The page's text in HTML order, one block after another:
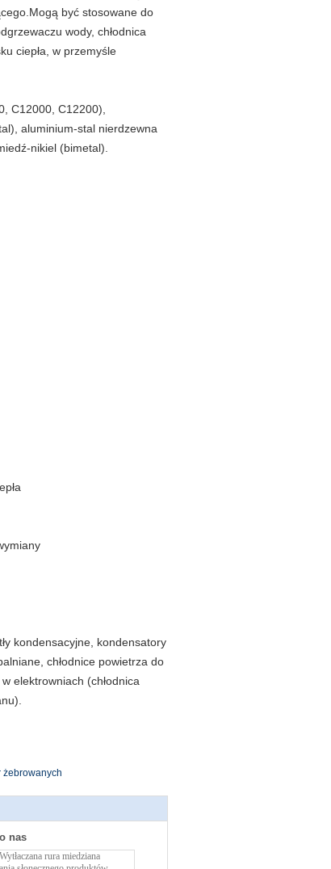
być stosowane do
wody, chłodnica
ciepła, w przemyśle
C12000, C12200),
aluminium-stal nierdzewna
nikiel (bimetal).
kondensacyjne, kondensatory
chłodnice powietrza do
elektrowniach (chłodnica
żebrowanych
nas